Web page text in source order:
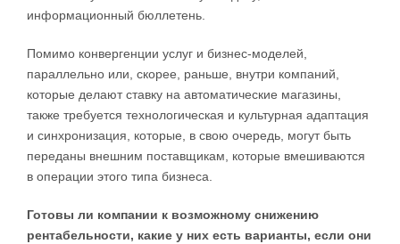
информационный бюллетень.
Помимо конвергенции услуг и бизнес-моделей,
параллельно или, скорее, раньше, внутри компаний,
которые делают ставку на автоматические магазины,
также требуется технологическая и культурная адаптация
и синхронизация, которые, в свою очередь, могут быть
переданы внешним поставщикам, которые вмешиваются
в операции этого типа бизнеса.
Готовы ли компании к возможному снижению
рентабельности, какие у них есть варианты, если они